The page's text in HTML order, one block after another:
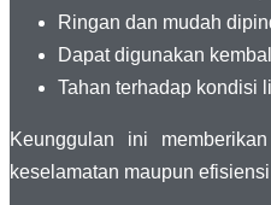
Ringan dan mudah
Dapat digunakan
Tahan terhadap kondisi
Keunggulan ini
keselamatan maupun